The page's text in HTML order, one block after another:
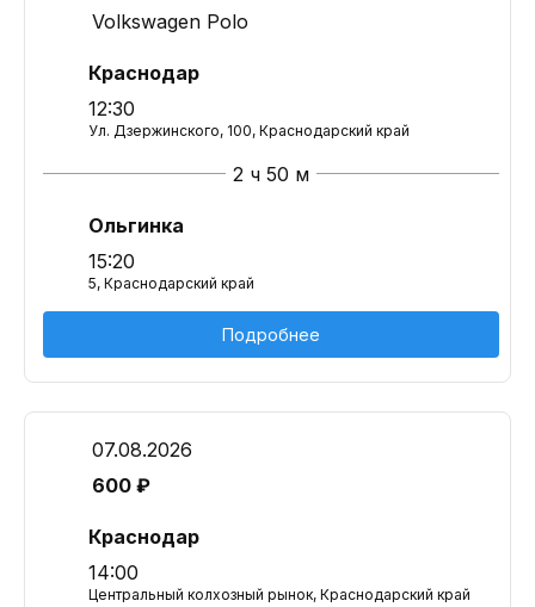
Volkswagen Polo
Краснодар
12:30
Ул. Дзержинского, 100, Краснодарский край
2 ч 50 м
Ольгинка
15:20
5, Краснодарский край
Подробнее
07.08.2026
600 ₽
Краснодар
14:00
Центральный колхозный рынок, Краснодарский край